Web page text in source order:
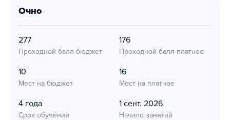
очно
277
Проходной балл бюджет
176
Проходной балл платное
10
Мест на бюджет
16
Мест на платное
4 года
Срок обучения
1 сент. 2026
Начало занятий